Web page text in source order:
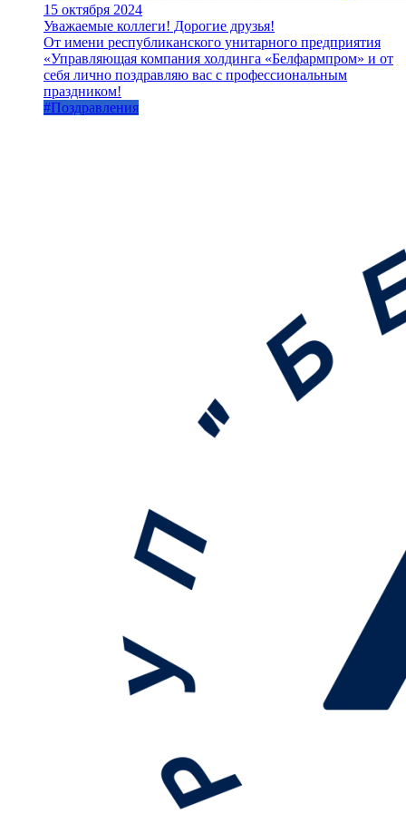
15 октября 2024
Уважаемые коллеги! Дорогие друзья!
От имени республиканского унитарного предприятия
«Управляющая компания холдинга «Белфармпром» и от
себя лично поздравляю вас с профессиональным
праздником!
#Поздравления